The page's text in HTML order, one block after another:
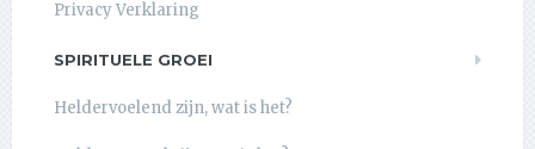
Privacy Verklaring
SPIRITUELE GROEI
Heldervoelend zijn, wat is het?